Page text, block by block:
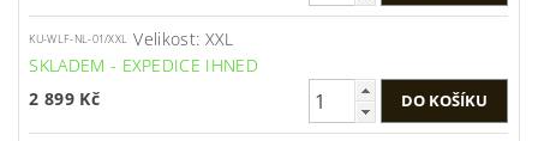
KU-WLF-NL-01/XXL Velikost: XXL
SKLADEM - EXPEDICE IHNED
2 899 Kč